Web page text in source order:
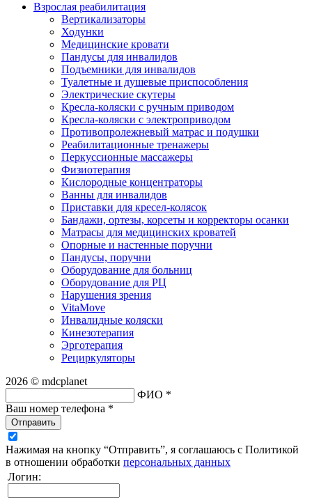
Взрослая реабилитация
Вертикализаторы
Ходунки
Медицинские кровати
Пандусы для инвалидов
Подъемники для инвалидов
Туалетные и душевые приспособления
Электрические скутеры
Кресла-коляски с ручным приводом
Кресла-коляски с электроприводом
Противопролежневый матрас и подушки
Реабилитационные тренажеры
Перкуссионные массажеры
Физиотерапия
Кислородные концентраторы
Ванны для инвалидов
Приставки для кресел-колясок
Бандажи, ортезы, корсеты и корректоры осанки
Матрасы для медицинских кроватей
Опорные и настенные поручни
Пандусы, поручни
Оборудование для больниц
Оборудование для РЦ
Нарушения зрения
VitaMove
Инвалидные коляски
Кинезотерапия
Эрготерапия
Рециркуляторы
2026 © mdcplanet
ФИО *
Ваш номер телефона *
Отправить
Нажимая на кнопку “Отправить”, я соглашаюсь с Политикой
в отношении обработки персональных данных
Логин: